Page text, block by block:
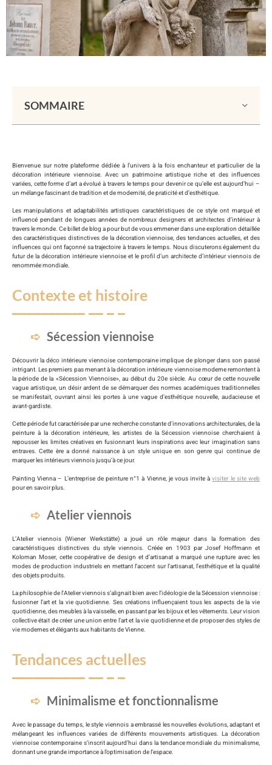
SOMMAIRE
Bienvenue sur notre plateforme dédiée à l’univers à la fois enchanteur et particulier de la
décoration intérieure viennoise. Avec un patrimoine artistique riche et des influences
variées, cette forme d’art a évolué à travers le temps pour devenir ce qu’elle est aujourd’hui –
un mélange fascinant de tradition et de modernité, de praticité et d’esthétique.
Les manipulations et adaptabilités artistiques caractéristiques de ce style ont marqué et
influencé pendant de longues années de nombreux designers et architectes d’intérieur à
travers le monde. Ce billet de blog a pour but de vous emmener dans une exploration détaillée
des caractéristiques distinctives de la décoration viennoise, des tendances actuelles, et des
influences qui ont façonné sa trajectoire à travers le temps. Nous discuterons également du
futur de la décoration intérieure viennoise et le profil d’un architecte d’intérieur viennois de
renommée mondiale.
Contexte et histoire
Sécession viennoise
Découvrir la déco intérieure viennoise contemporaine implique de plonger dans son passé
intrigant. Les premiers pas menant à la décoration intérieure viennoise moderne remontent à
la période de la «Sécession Viennoise», au début du 20e siècle. Au cœur de cette nouvelle
vague artistique, un désir ardent de se démarquer des normes académiques traditionnelles
se manifestait, ouvrant ainsi les portes à une vague d’esthétique nouvelle, audacieuse et
avant-gardiste.
Cette période fut caractérisée par une recherche constante d’innovations architecturales, de la
peinture à la décoration intérieure, les artistes de la Sécession viennoise cherchaient à
repousser les limites créatives en fusionnant leurs inspirations avec leur imagination sans
entraves. Cette ère a donné naissance à un style unique en son genre qui continue de
marquer les intérieurs viennois jusqu’à ce jour.
Painting Vienna – L’entreprise de peinture n°1 à Vienne, je vous invite àvisiter le site web
pour en savoir plus.
Atelier viennois
L’Atelier viennois (Wiener Werkstätte) a joué un rôle majeur dans la formation des
caractéristiques distinctives du style viennois. Créée en 1903 par Josef Hoffmann et
Koloman Moser, cette coopérative de design et d’artisanat a marqué une rupture avec les
modes de production industriels en mettant l’accent sur l’artisanat, l’esthétique et la qualité
des objets produits.
La philosophie de l’Atelier viennois s’alignait bien avec l’idéologie de la Sécession viennoise :
fusionner l’art et la vie quotidienne. Ses créations influençaient tous les aspects de la vie
quotidienne, des meubles à la vaisselle, en passant par les bijoux et les vêtements. Leur vision
collective était de créer une union entre l’art et la vie quotidienne et de proposer des styles de
vie modernes et élégants aux habitants de Vienne.
Tendances actuelles
Minimalisme et fonctionnalisme
Avec le passage du temps, le style viennois a embrassé les nouvelles évolutions, adaptant et
mélangeant les influences variées de différents mouvements artistiques. La décoration
viennoise contemporaine s’inscrit aujourd’hui dans la tendance mondiale du minimalisme,
donnant une grande importance à l’optimisation de l’espace.